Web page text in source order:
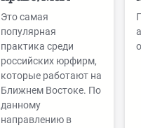
Это самая
популярная
практика среди
российских юрфирм,
которые работают на
Ближнем Востоке. По
данному
направлению в